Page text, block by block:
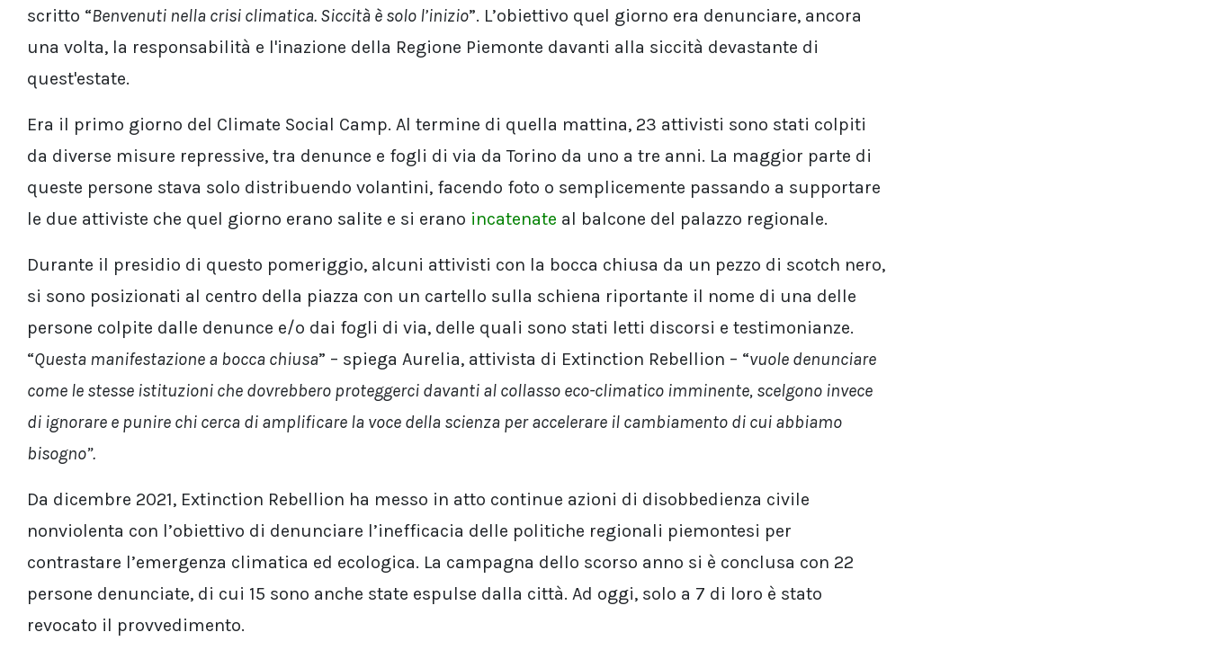
scritto “Benvenuti nella crisi climatica. Siccità è solo l’inizio”. L’obiettivo quel giorno era denunciare, ancora
una volta, la responsabilità e l'inazione della Regione Piemonte davanti alla siccità devastante di
quest'estate.
Era il primo giorno del Climate Social Camp. Al termine di quella mattina, 23 attivisti sono stati colpiti
da diverse misure repressive, tra denunce e fogli di via da Torino da uno a tre anni. La maggior parte di
queste persone stava solo distribuendo volantini, facendo foto o semplicemente passando a supportare
le due attiviste che quel giorno erano salite e si erano incatenate al balcone del palazzo regionale.
Durante il presidio di questo pomeriggio, alcuni attivisti con la bocca chiusa da un pezzo di scotch nero,
si sono posizionati al centro della piazza con un cartello sulla schiena riportante il nome di una delle
persone colpite dalle denunce e/o dai fogli di via, delle quali sono stati letti discorsi e testimonianze.
“Questa manifestazione a bocca chiusa” – spiega Aurelia, attivista di Extinction Rebellion – “vuole denunciare
come le stesse istituzioni che dovrebbero proteggerci davanti al collasso eco-climatico imminente, scelgono invece
di ignorare e punire chi cerca di amplificare la voce della scienza per accelerare il cambiamento di cui abbiamo
bisogno”.
Da dicembre 2021, Extinction Rebellion ha messo in atto continue azioni di disobbedienza civile
nonviolenta con l’obiettivo di denunciare l’inefficacia delle politiche regionali piemontesi per
contrastare l’emergenza climatica ed ecologica. La campagna dello scorso anno si è conclusa con 22
persone denunciate, di cui 15 sono anche state espulse dalla città. Ad oggi, solo a 7 di loro è stato
revocato il provvedimento.